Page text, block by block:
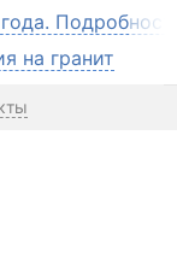
на гранит